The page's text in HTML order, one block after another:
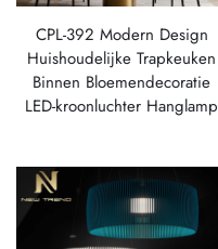
CPL-392 Modern Design
Huishoudelijke Trapkeuken
Binnen Bloemendecoratie
LED-kroonluchter Hanglamp